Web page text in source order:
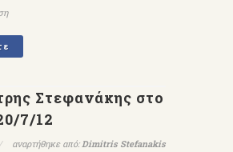
Στεφανάκης στο
7/12
αναρτήθηκε από:Dimitris Stefanakis